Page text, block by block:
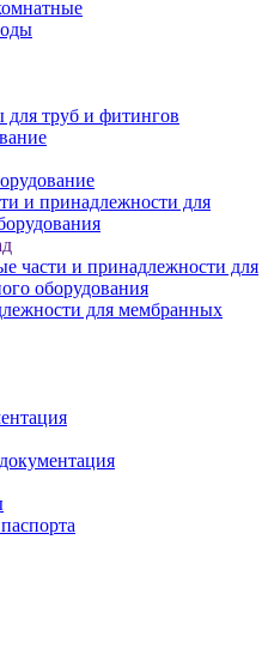
труб и фитингов
и принадлежности для
части и принадлежности для
оборудования
для мембранных